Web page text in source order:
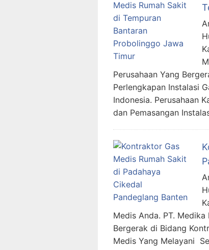
Perusahaan Yang
Perlengkapan Instalasi
Indonesia. Perusahaan
dan Pemasangan
Medis Anda. PT.
Bergerak di Bidang
Medis Yang Melayani